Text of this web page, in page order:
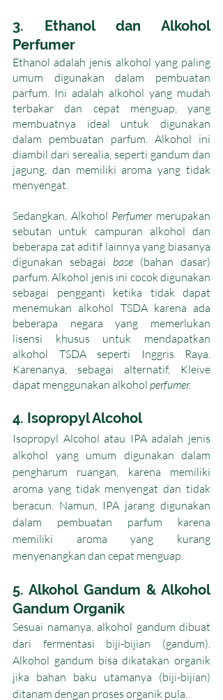
3. Ethanol dan Alkohol
Perfumer
Ethanol adalah jenis alkohol yang paling
umum digunakan dalam pembuatan
parfum. Ini adalah alkohol yang mudah
terbakar dan cepat menguap, yang
membuatnya ideal untuk digunakan
dalam pembuatan parfum. Alkohol ini
diambil dari serealia, seperti gandum dan
jagung, dan memiliki aroma yang tidak
menyengat.
Sedangkan, Alkohol Perfumer merupakan
sebutan untuk campuran alkohol dan
beberapa zat aditif lainnya yang biasanya
digunakan sebagai base (bahan dasar)
parfum. Alkohol jenis ini cocok digunakan
sebagai pengganti ketika tidak dapat
menemukan alkohol TSDA karena ada
beberapa negara yang memerlukan
lisensi khusus untuk mendapatkan
alkohol TSDA seperti Inggris Raya.
Karenanya, sebagai alternatif, Kleive
dapat menggunakan alkohol perfumer.
4. Isopropyl Alcohol
Isopropyl Alcohol atau IPA adalah jenis
alkohol yang umum digunakan dalam
pengharum ruangan, karena memiliki
aroma yang tidak menyengat dan tidak
beracun. Namun, IPA jarang digunakan
dalam pembuatan parfum karena
memiliki aroma yang kurang
menyenangkan dan cepat menguap.
5. Alkohol Gandum & Alkohol
Gandum Organik
Sesuai namanya, alkohol gandum dibuat
dari fermentasi biji-bijian (gandum).
Alkohol gandum bisa dikatakan organik
jika bahan baku utamanya (biji-bijian)
ditanam dengan proses organik pula.